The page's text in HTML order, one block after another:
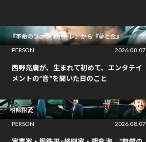
『革命のファンファーレ』から『夢と金』
PERSON
2026.08.07
西野亮廣が、生まれて初めて、エンタテイ
メントの“音”を聞いた日のこと
相師相愛
PERSON
2026.08.07